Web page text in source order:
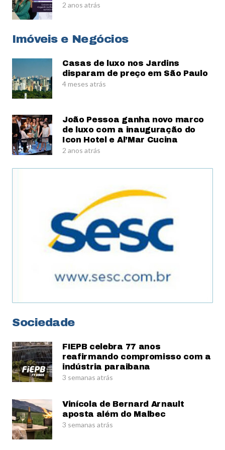
2 anos atrás
Imóveis e Negócios
Casas de luxo nos Jardins
disparam de preço em São Paulo
4 meses atrás
João Pessoa ganha novo marco
de luxo com a inauguração do
Icon Hotel e Al’Mar Cucina
2 anos atrás
Sociedade
FIEPB celebra 77 anos
reafirmando compromisso com a
indústria paraibana
3 semanas atrás
Vinícola de Bernard Arnault
aposta além do Malbec
3 semanas atrás